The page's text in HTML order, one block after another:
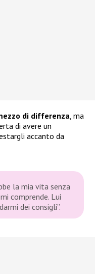
di differenza , ma
di avere un
accanto da
la mia vita senza
comprende. Lui
dei consigli”.